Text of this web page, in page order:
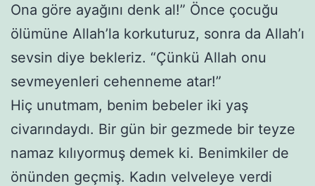
Ona göre ayağını denk al!” Önce çocuğu
ölümüne Allah’la korkuturuz, sonra da Allah’ı
sevsin diye bekleriz. “Çünkü Allah onu
sevmeyenleri cehenneme atar!”
Hiç unutmam, benim bebeler iki yaş
civarındaydı. Bir gün bir gezmede bir teyze
namaz kılıyormuş demek ki. Benimkiler de
önünden geçmiş. Kadın velveleye verdi